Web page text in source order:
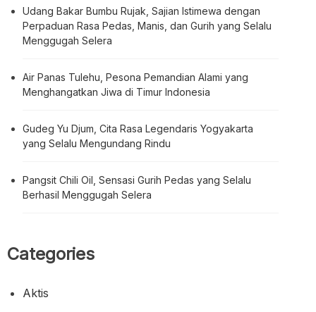
Udang Bakar Bumbu Rujak, Sajian Istimewa dengan
Perpaduan Rasa Pedas, Manis, dan Gurih yang Selalu
Menggugah Selera
Air Panas Tulehu, Pesona Pemandian Alami yang
Menghangatkan Jiwa di Timur Indonesia
Gudeg Yu Djum, Cita Rasa Legendaris Yogyakarta
yang Selalu Mengundang Rindu
Pangsit Chili Oil, Sensasi Gurih Pedas yang Selalu
Berhasil Menggugah Selera
Categories
Aktis